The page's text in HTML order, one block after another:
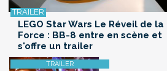
LEGO Star Wars Le Réveil de la
Force : BB-8 entre en scène et
s'offre un trailer